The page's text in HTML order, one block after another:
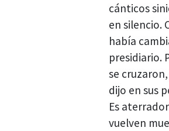
cánticos
en silencio.
había
presidiario.
se
dijo en sus
Es
vuelven